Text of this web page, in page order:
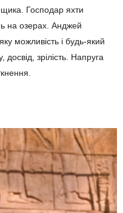
Господар яхти
на озерах. Анджей
можливість і будь-який
зрілість. Напруга